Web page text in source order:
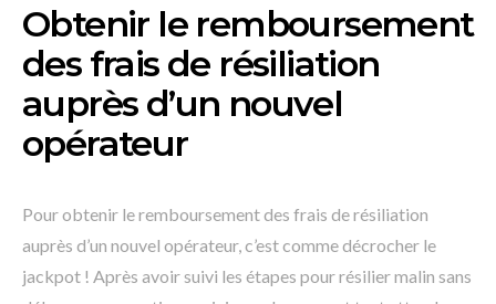
Obtenir le remboursement
des frais de résiliation
auprès d’un nouvel
opérateur
Pour obtenir le remboursement des frais de résiliation
auprès d’un nouvel opérateur, c’est comme décrocher le
jackpot ! Après avoir suivi les étapes pour résilier malin sans